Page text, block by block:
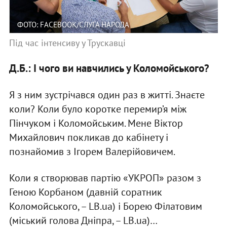
ФОТО: FACEBOOK/СЛУГА НАРОДА
Під час інтенсиву у Трускавці
Д.Б.: І чого ви навчились у Коломойського?
Я з ним зустрічався один раз в житті. Знаєте
коли? Коли було коротке перемир’я між
Пінчуком і Коломойським. Мене Віктор
Михайлович покликав до кабінету і
познайомив з Ігорем Валерійовичем.
Коли я створював партію «УКРОП» разом з
Геною Корбаном (давній соратник
Коломойського, – LB.ua) і Борею Філатовим
(міський голова Дніпра, – LB.ua)…